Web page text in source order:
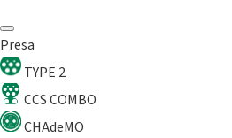
Presa
TYPE 2
CCS COMBO
CHAdeMO